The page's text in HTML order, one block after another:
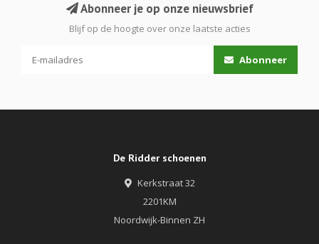
Abonneer je op onze nieuwsbrief
Blijf op de hoogte over onze laatste acties
Abonneer
De Ridder schoenen
Kerkstraat 32
2201KM
Noordwijk-Binnen ZH